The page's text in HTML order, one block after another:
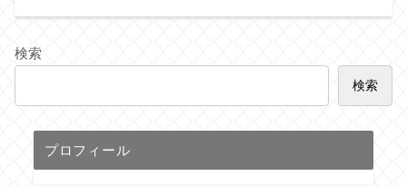
検索
検索
プロフィール